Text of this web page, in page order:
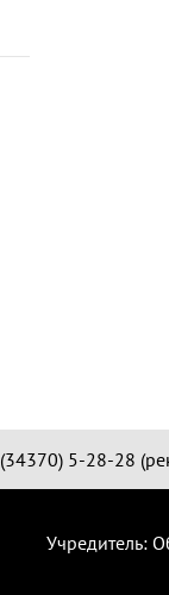
(34370) 5-28-28
Учредитель: